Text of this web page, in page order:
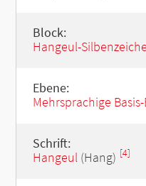
Block:
Hangeul-
Ebene:
Mehrsprachige
Schrift:
Hangeul(Hang) [4]